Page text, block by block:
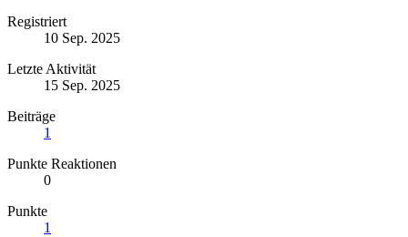
Registriert
10 Sep. 2025
Letzte Aktivität
15 Sep. 2025
Beiträge
1
Punkte Reaktionen
0
Punkte
1